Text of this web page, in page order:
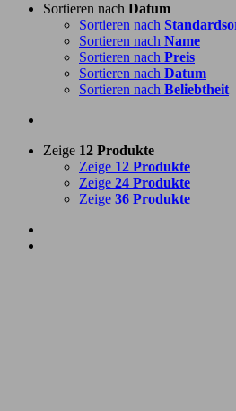
Sortieren nach Datum
Sortieren nach
Sortieren nach Name
Sortieren nach Preis
Sortieren nach Datum
Sortieren nach Beliebtheit
Zeige 12 Produkte
Zeige 12 Produkte
Zeige 24 Produkte
Zeige 36 Produkte